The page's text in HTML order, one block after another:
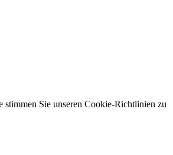
stimmen Sie unseren Cookie-Richtlinien zu